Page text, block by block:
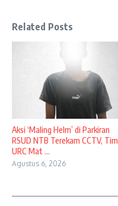
Related Posts
Aksi ‘Maling Helm’ di Parkiran
RSUD NTB Terekam CCTV, Tim
URC Mat ...
Agustus 6, 2026